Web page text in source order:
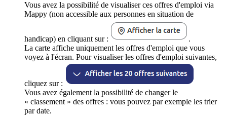
Vous avez la possibilité de visualiser ces offres d'emploi via
Mappy (non accessible aux personnes en situation de
handicap) en cliquant sur :
.
La carte affiche uniquement les offres d'emploi que vous
voyez à l'écran. Pour visualiser les offres d'emploi suivantes,
cliquez sur :
Vous avez également la possibilité de changer le
« classement » des offres : vous pouvez par exemple les trier
par date.